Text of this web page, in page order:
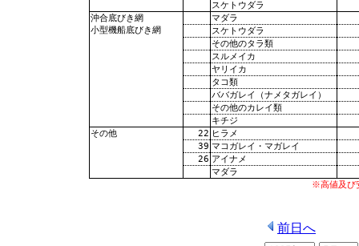
スケトウダラ
沖合底びき網 マダラ
小型機船底びき網
スケトウダラ
その他のタラ類
スルメイカ
ヤリイカ
タコ類
ババガレイ（ナメタガレイ）
その他のカレイ類
キチジ
その他 22 ヒラメ
39 マコガレイ・マガレイ
26 アイナメ
マダラ
※高値及び
前日へ